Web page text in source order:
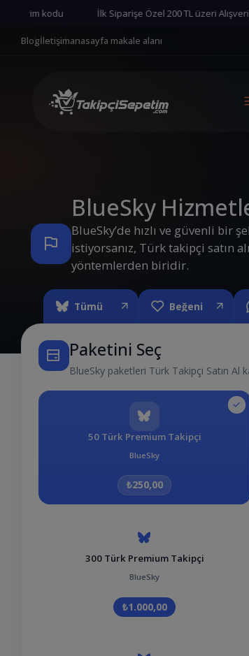
kodu İlk Siparişe Özel 200 TL üzeri Alışverişte
Blogİletişimanasayfa makale alanı
BlueSky
BlueSky’de hızlı ve güvenli bir
istiyorsanız, Türk takipçi satın
yöntemlerden biridir.
Tümü Beğeni
Paketini Seç
BlueSky paketleri Türk Takipçi Satın
50 Türk Premium Takipçi
BlueSky
₺250,00
300 Türk Premium Takipçi
BlueSky
₺1.000,00